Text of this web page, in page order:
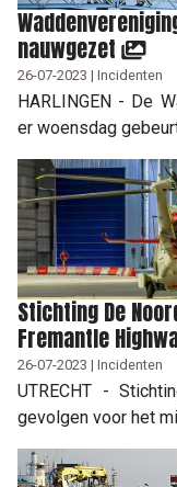
nauwgezet
26-07-2023 | Incidenten
HARLINGEN - De
er woensdag
Stichting De
Fremantle
26-07-2023 | Incidenten
UTRECHT -
gevolgen voor het